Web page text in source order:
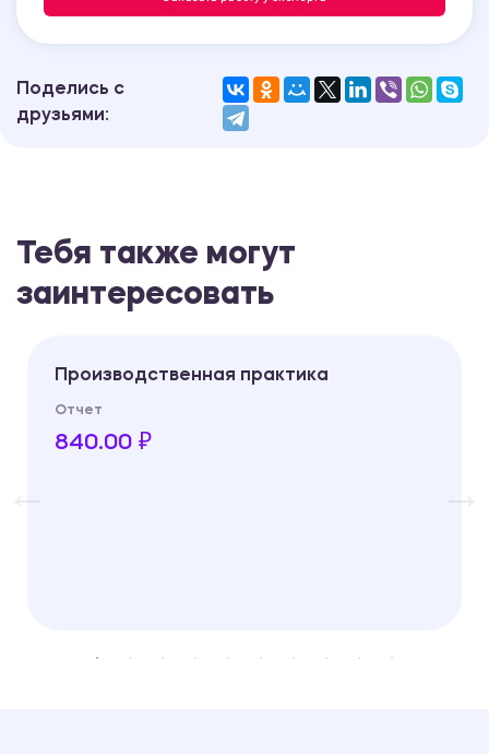
Поделись с
друзьями:
Тебя также могут
заинтересовать
Производственная практика
Отчет
840.00 ₽